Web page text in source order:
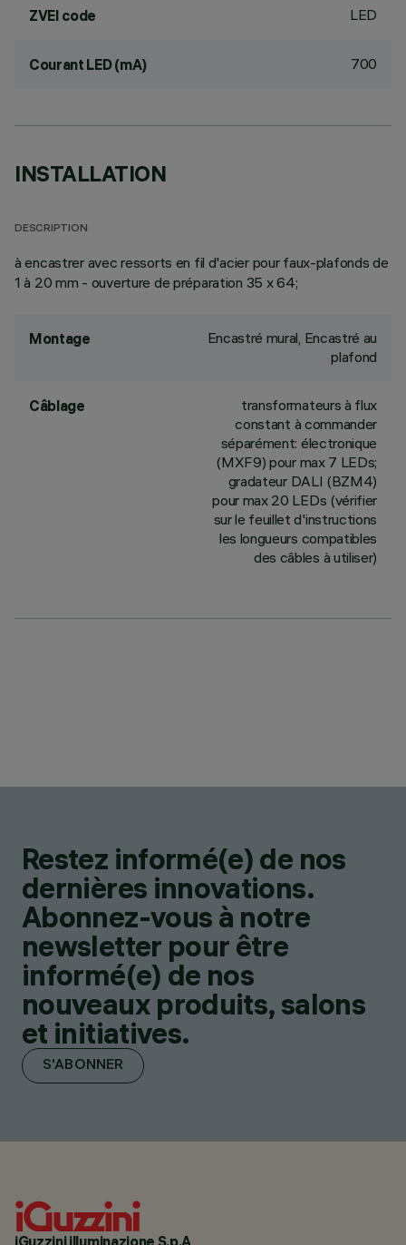
ZVEI code LED
Courant LED (mA) 700
INSTALLATION
DESCRIPTION
à encastrer avec ressorts en fil d'acier pour faux-plafonds de
1 à 20 mm - ouverture de préparation 35 x 64;
Montage
Encastré mural, Encastré au
plafond
Câblage
transformateurs à flux
constant à commander
séparément: électronique
(MXF9) pour max 7 LEDs;
gradateur DALI (BZM4)
pour max 20 LEDs (vérifier
sur le feuillet d'instructions
les longueurs compatibles
des câbles à utiliser)
Restez informé(e) de nos
dernières innovations.
Abonnez-vous à notre
newsletter pour être
informé(e) de nos
nouveaux produits, salons
et initiatives.
S'ABONNER
iGuzzini illuminazione S.p.A